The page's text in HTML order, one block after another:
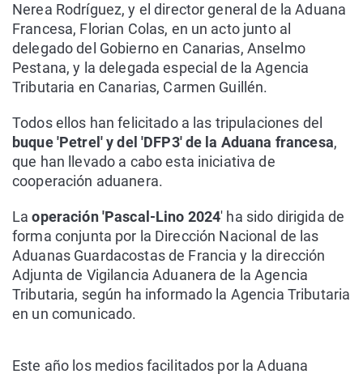
Nerea Rodríguez, y el director general de la Aduana
Francesa, Florian Colas, en un acto junto al
delegado del Gobierno en Canarias, Anselmo
Pestana, y la delegada especial de la Agencia
Tributaria en Canarias, Carmen Guillén.
Todos ellos han felicitado a las tripulaciones del
buque 'Petrel' y del 'DFP3' de la Aduana francesa,
que han llevado a cabo esta iniciativa de
cooperación aduanera.
Laoperación 'Pascal-Lino 2024' ha sido dirigida de
forma conjunta por la Dirección Nacional de las
Aduanas Guardacostas de Francia y la dirección
Adjunta de Vigilancia Aduanera de la Agencia
Tributaria, según ha informado la Agencia Tributaria
en un comunicado.
Este año los medios facilitados por la Aduana